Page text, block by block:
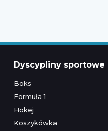
Dyscypliny sportowe
Boks
Formuła 1
Hokej
Koszykówka